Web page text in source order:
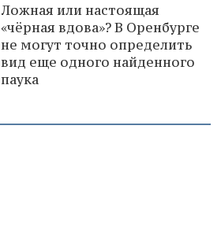
Ложная или настоящая
«чёрная вдова»? В Оренбурге
не могут точно определить
вид еще одного найденного
паука